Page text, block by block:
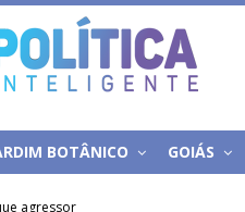
BOTÂNICO GOIÁS
agressor